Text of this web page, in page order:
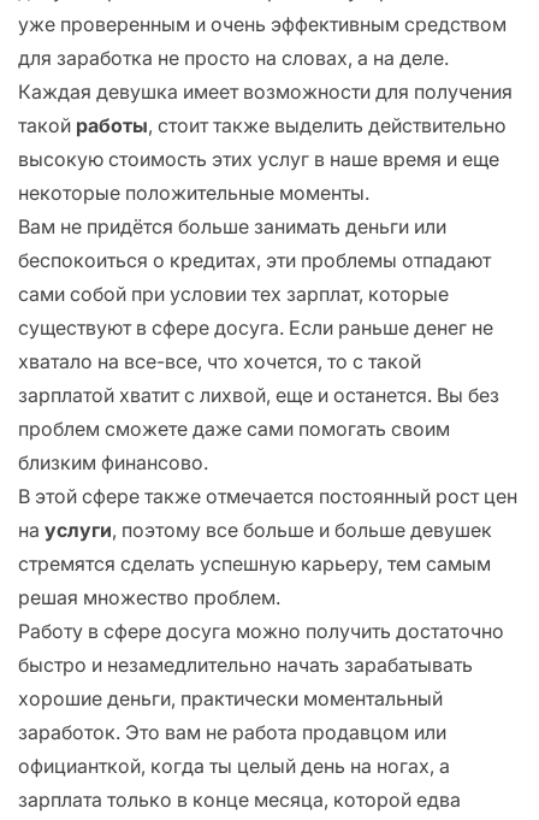
уже проверенным и очень эффективным средством
для заработка не просто на словах, а на деле.
Каждая девушка имеет возможности для получения
такой работы, стоит также выделить действительно
высокую стоимость этих услуг в наше время и еще
некоторые положительные моменты.
Вам не придётся больше занимать деньги или
беспокоиться о кредитах, эти проблемы отпадают
сами собой при условии тех зарплат, которые
существуют в сфере досуга. Если раньше денег не
хватало на все-все, что хочется, то с такой
зарплатой хватит с лихвой, еще и останется. Вы без
проблем сможете даже сами помогать своим
близким финансово.
В этой сфере также отмечается постоянный рост цен
на услуги, поэтому все больше и больше девушек
стремятся сделать успешную карьеру, тем самым
решая множество проблем.
Работу в сфере досуга можно получить достаточно
быстро и незамедлительно начать зарабатывать
хорошие деньги, практически моментальный
заработок. Это вам не работа продавцом или
официанткой, когда ты целый день на ногах, а
зарплата только в конце месяца, которой едва